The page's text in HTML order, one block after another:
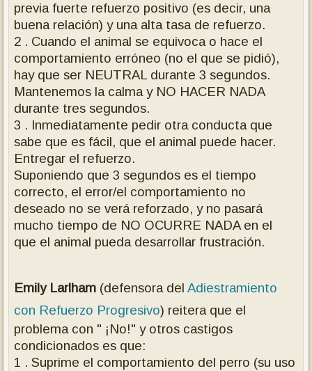
previa fuerte refuerzo positivo (es decir, una
buena relación) y una alta tasa de refuerzo.
2 . Cuando el animal se equivoca o hace el
comportamiento erróneo (no el que se pidió),
hay que ser NEUTRAL durante 3 segundos.
Mantenemos la calma y NO HACER NADA
durante tres segundos.
3 . Inmediatamente pedir otra conducta que
sabe que es fácil, que el animal puede hacer.
Entregar el refuerzo.
Suponiendo que 3 segundos es el tiempo
correcto, el error/el comportamiento no
deseado no se verá reforzado, y no pasará
mucho tiempo de NO OCURRE NADA en el
que el animal pueda desarrollar frustración.
Emily Larlham (defensora delAdiestramiento
con Refuerzo Progresivo) reitera que el
problema con " ¡No!" y otros castigos
condicionados es que:
1 . Suprime el comportamiento del perro (su uso